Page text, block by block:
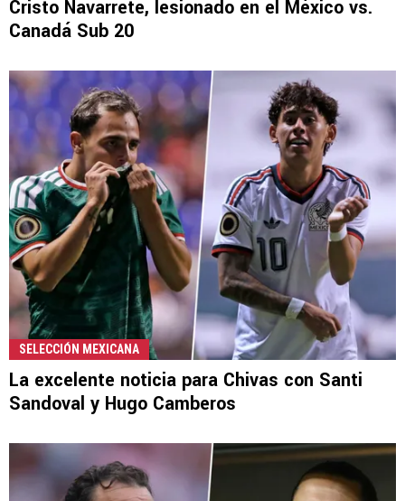
Cristo Navarrete, lesionado en el México vs.
Canadá Sub 20
SELECCIÓN MEXICANA
La excelente noticia para Chivas con Santi
Sandoval y Hugo Camberos